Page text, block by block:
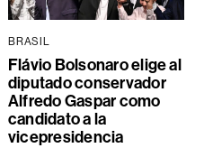
BRASIL
Flávio Bolsonaro elige al
diputado conservador
Alfredo Gaspar como
candidato a la
vicepresidencia